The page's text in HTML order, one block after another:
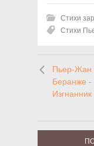
Стихи
Стихи
Пьер-Жан
Беранже -
Изгнанник